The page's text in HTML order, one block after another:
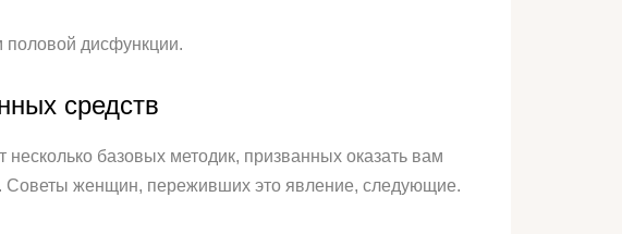
дисфункции.
средств
несколько базовых методик, призванных оказать вам
Советы женщин, переживших это явление, следующие.